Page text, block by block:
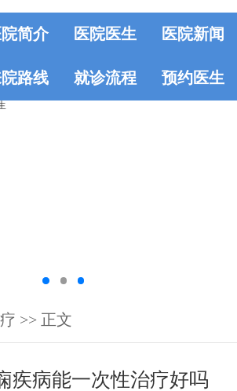
院简介 医院医生 医院新闻
路线 就诊流程 预约医生
>> 正文
疾病能一次性治疗好吗